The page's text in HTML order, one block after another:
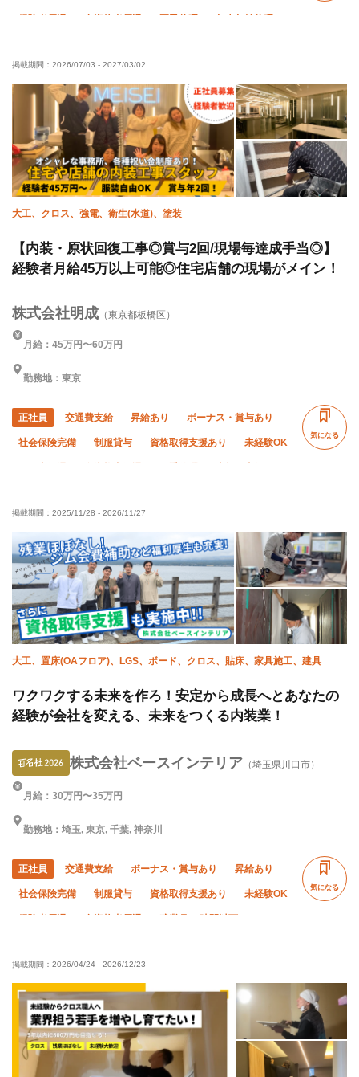
掲載期間： 2026/07/03 - 2027/03/02
大工、クロス、強電、衛生(水道)、塗装
【内装・原状回復工事◎賞与2回/現場毎達成手当◎】
経験者月給45万以上可能◎住宅店舗の現場がメイン！
株式会社明成 （東京都板橋区）
月給：45万円〜60万円
勤務地：東京
正社員 交通費支給 昇給あり ボーナス・賞与あり
社会保険完備 制服貸与 資格取得支援あり 未経験OK
経験者優遇 有資格者優遇 夏季休暇 直帰・直行OK
気になる
掲載期間： 2025/11/28 - 2026/11/27
大工、置床(OAフロア)、LGS、ボード、クロス、貼床、家具施工、建具
ワクワクする未来を作ろ！安定から成長へとあなたの
経験が会社を変える、未来をつくる内装業！
株式会社ベースインテリア （埼玉県川口市）
月給：30万円〜35万円
勤務地：埼玉, 東京, 千葉, 神奈川
正社員 交通費支給 ボーナス・賞与あり 昇給あり
社会保険完備 制服貸与 資格取得支援あり 未経験OK
車・バイク通勤OK 転勤なし
気になる
掲載期間： 2026/04/24 - 2026/12/23